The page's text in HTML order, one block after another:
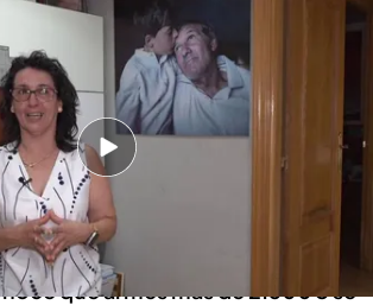
Aurelio Murga/ Ainhoa Zamanillo
digital Noticias Cuatro
15:18h.
Carlos, murió en febrero,
eutanasia después de tres años
que al mes más de 2.500€ se